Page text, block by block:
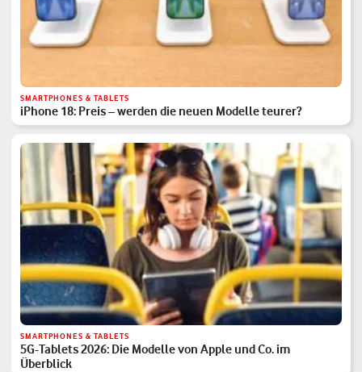
SMARTPHONES & TABLETS
iPhone 18: Preis – werden die neuen Modelle teurer?
SMARTPHONES & TABLETS
5G-Tablets 2026: Die Modelle von Apple und Co. im
Überblick